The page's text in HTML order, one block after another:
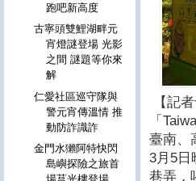
【記
「
臺南、
3月5日
巷弄，
跑吧新高度
古寧頭雙鯉湖畔元
宵燈謎登場 光影
之間 謎題等你來
解
仁愛社區巡守隊與
警元宵傳溫情 推
動防詐識詐
金門水獺阿特快閃
島嶼探險之旅首